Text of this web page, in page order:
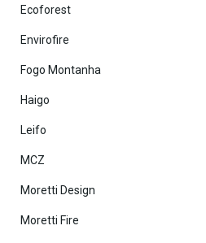
Ecoforest
Envirofire
Fogo Montanha
Haigo
Leifo
MCZ
Moretti Design
Moretti Fire